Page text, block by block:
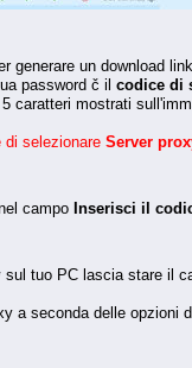
generare un download
password č il codice di
caratteri mostrati
di selezionare Server
campo Inserisci il
tuo PC lascia stare il
a seconda delle